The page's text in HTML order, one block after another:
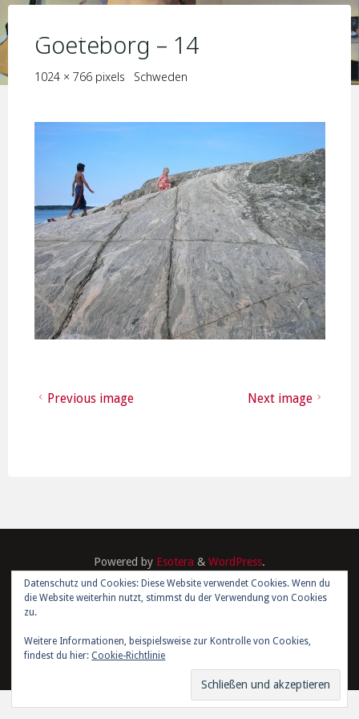
Skip
to
contentGoeteborg – 14
Full
1024 × 766 pixels Schweden
Previous image Next image
Powered by Esotera & WordPress.
©2026 Kim Joris Boström
Datenschutz und Cookies: Diese Website verwendet Cookies. Wenn du
die Website weiterhin nutzt, stimmst du der Verwendung von Cookies
zu.
Weitere Informationen, beispielsweise zur Kontrolle von Cookies,
findest du hier:Cookie-Richtlinie